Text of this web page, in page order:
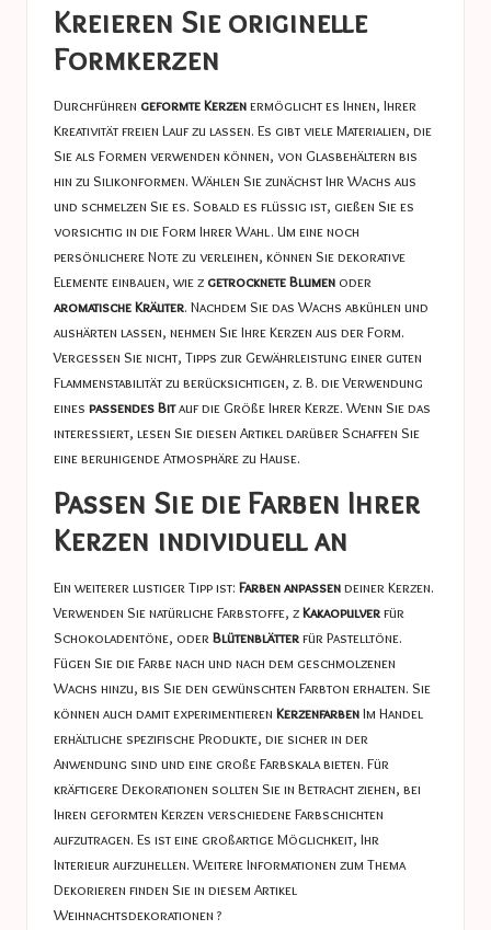
Kreieren Sie originelle
Formkerzen
Durchführen geformte Kerzenermöglicht es Ihnen, Ihrer
Kreativität freien Lauf zu lassen. Es gibt viele Materialien, die
Sie als Formen verwenden können, von Glasbehältern bis
hin zu Silikonformen. Wählen Sie zunächst Ihr Wachs aus
und schmelzen Sie es. Sobald es flüssig ist, gießen Sie es
vorsichtig in die Form Ihrer Wahl. Um eine noch
persönlichere Note zu verleihen, können Sie dekorative
Elemente einbauen, wie z getrocknete Blumen oder
aromatische Kräuter. Nachdem Sie das Wachs abkühlen und
aushärten lassen, nehmen Sie Ihre Kerzen aus der Form.
Vergessen Sie nicht, Tipps zur Gewährleistung einer guten
Flammenstabilität zu berücksichtigen, z. B. die Verwendung
eines passendes Bitauf die Größe Ihrer Kerze. Wenn Sie das
interessiert, lesen Sie diesen Artikel darüber Schaffen Sie
eine beruhigende Atmosphäre zu Hause.
Passen Sie die Farben Ihrer
Kerzen individuell an
Ein weiterer lustiger Tipp ist: Farben anpassendeiner Kerzen.
Verwenden Sie natürliche Farbstoffe, zKakaopulverfür
Schokoladentöne, oder Blütenblätterfür Pastelltöne.
Fügen Sie die Farbe nach und nach dem geschmolzenen
Wachs hinzu, bis Sie den gewünschten Farbton erhalten. Sie
können auch damit experimentieren KerzenfarbenIm Handel
erhältliche spezifische Produkte, die sicher in der
Anwendung sind und eine große Farbskala bieten. Für
kräftigere Dekorationen sollten Sie in Betracht ziehen, bei
Ihren geformten Kerzen verschiedene Farbschichten
aufzutragen. Es ist eine großartige Möglichkeit, Ihr
Interieur aufzuhellen. Weitere Informationen zum Thema
Dekorieren finden Sie in diesem Artikel
Weihnachtsdekorationen ?